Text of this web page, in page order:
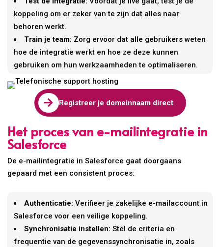
koppeling om er zeker van te zijn dat alles naar
behoren werkt.
Train je team: Zorg ervoor dat alle gebruikers weten
hoe de integratie werkt en hoe ze deze kunnen
gebruiken om hun werkzaamheden te optimaliseren.
 Registreer je domeinnaam direct
Het proces van e-mailintegratie in
Salesforce
De e-mailintegratie in Salesforce gaat doorgaans
gepaard met een consistent proces:
Authenticatie: Verifieer je zakelijke e-mailaccount in
Salesforce voor een veilige koppeling.
Synchronisatie instellen: Stel de criteria en
frequentie van de gegevenssynchronisatie in, zoals